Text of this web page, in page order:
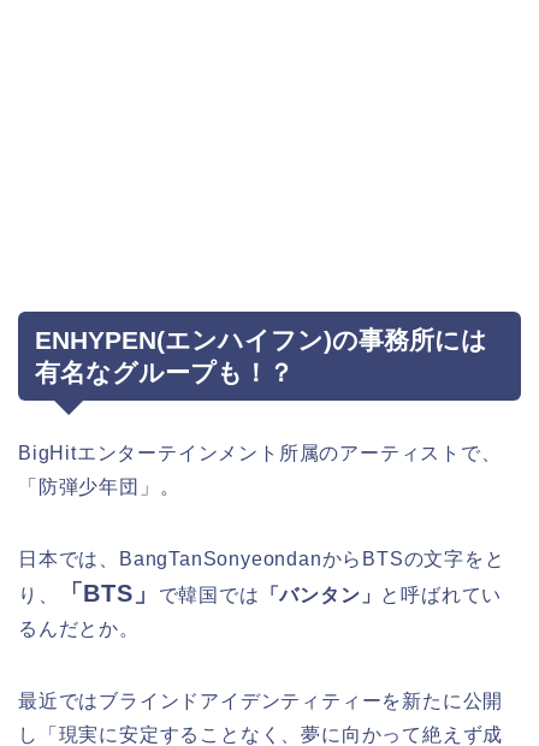
ENHYPEN(エンハイフン)の事務所には
有名なグループも！？
BigHitエンターテインメント所属のアーティストで、
「防弾少年団」。
日本では、BangTanSonyeondanからBTSの文字をと
り、
「BTS」 で韓国では 「バンタン」 と呼ばれてい
るんだとか。
最近ではブラインドアイデンティティーを新たに公開
し「現実に安定することなく、夢に向かって絶えず成